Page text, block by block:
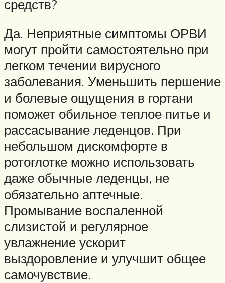
средств?
Да. Неприятные симптомы ОРВИ
могут пройти самостоятельно при
легком течении вирусного
заболевания. Уменьшить першение
и болевые ощущения в гортани
поможет обильное теплое питье и
рассасывание леденцов. При
небольшом дискомфорте в
ротоглотке можно использовать
даже обычные леденцы, не
обязательно аптечные.
Промывание воспаленной
слизистой и регулярное
увлажнение ускорит
выздоровление и улучшит общее
самочувствие.